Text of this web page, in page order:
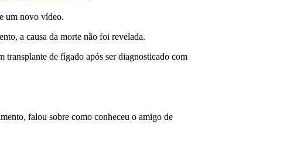
um novo vídeo.
a causa da morte não foi revelada.
de fígado após ser diagnosticado com
falou sobre como conheceu o amigo de